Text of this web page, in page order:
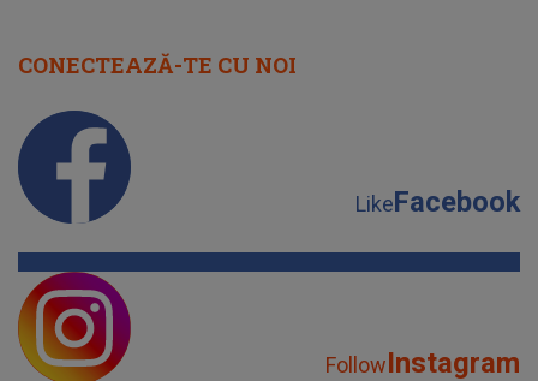
CONECTEAZĂ-TE CU NOI
LikeFacebook
FollowInstagram